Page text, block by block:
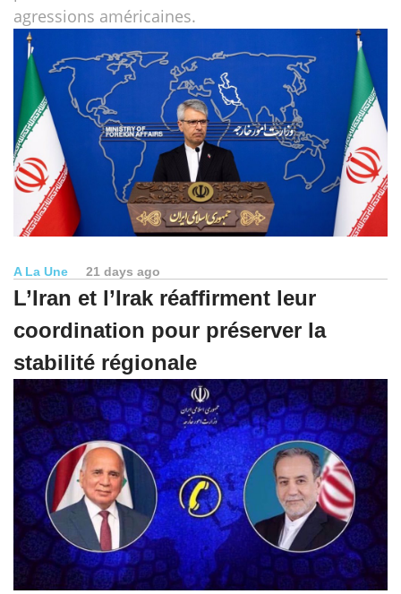
agressions américaines.
A La Une 21 days ago
L’Iran et l’Irak réaffirment leur
coordination pour préserver la
stabilité régionale